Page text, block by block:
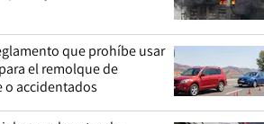
que prohíbe usar
el remolque de
o accidentados